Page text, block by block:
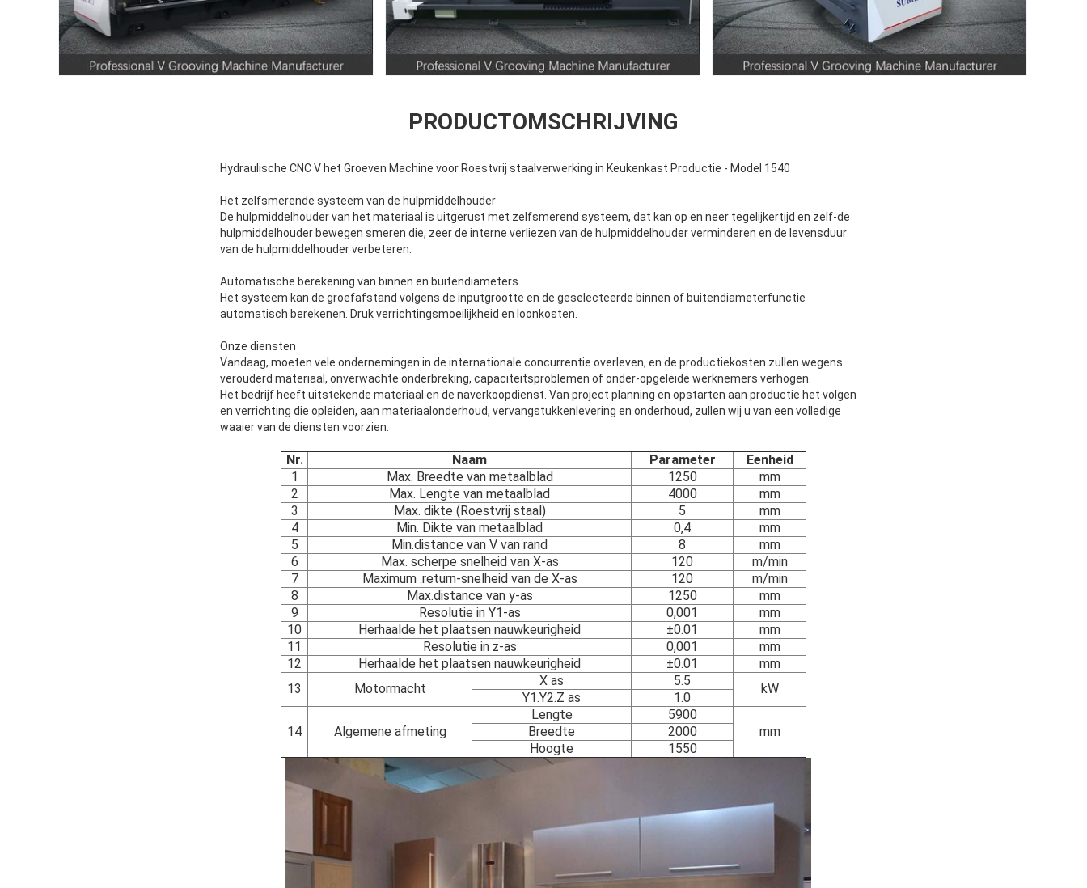
PRODUCTOMSCHRIJVING
Hydraulische CNC V het Groeven Machine voor Roestvrij staalverwerking in Keukenkast Productie - Model 1540
Het zelfsmerende systeem van de hulpmiddelhouder
De hulpmiddelhouder van het materiaal is uitgerust met zelfsmerend systeem, dat kan op en neer tegelijkertijd en zelf-de
hulpmiddelhouder bewegen smeren die, zeer de interne verliezen van de hulpmiddelhouder verminderen en de levensduur
van de hulpmiddelhouder verbeteren.
Automatische berekening van binnen en buitendiameters
Het systeem kan de groefafstand volgens de inputgrootte en de geselecteerde binnen of buitendiameterfunctie
automatisch berekenen. Druk verrichtingsmoeilijkheid en loonkosten.
Onze diensten
Vandaag, moeten vele ondernemingen in de internationale concurrentie overleven, en de productiekosten zullen wegens
verouderd materiaal, onverwachte onderbreking, capaciteitsproblemen of onder-opgeleide werknemers verhogen.
Het bedrijf heeft uitstekende materiaal en de naverkoopdienst. Van project planning en opstarten aan productie het volgen
en verrichting die opleiden, aan materiaalonderhoud, vervangstukkenlevering en onderhoud, zullen wij u van een volledige
waaier van de diensten voorzien.
Nr. Naam Parameter
Eenheid
1
Max. Breedte van metaalblad 1250
mm
2
Max. Lengte van metaalblad 4000
mm
3
Max. dikte (Roestvrij staal) 5
mm
4
Min. Dikte van metaalblad 0,4
mm
5
Min.distance van V van rand 8
mm
6
Max. scherpe snelheid van X-as 120
m/min
7
Maximum .return-snelheid van de X-as 120
m/min
8
Max.distance van y-as 1250
mm
9
Resolutie in Y1-as 0,001
mm
10
Herhaalde het plaatsen nauwkeurigheid ±0.01
mm
11
Resolutie in z-as 0,001
mm
12
Herhaalde het plaatsen nauwkeurigheid ±0.01
mm
13
Motormacht
X as 5.5
kW
Y1.Y2.Z as 1.0
14 Algemene afmeting
Lengte
5900
mm
Breedte
2000
Hoogte
1550